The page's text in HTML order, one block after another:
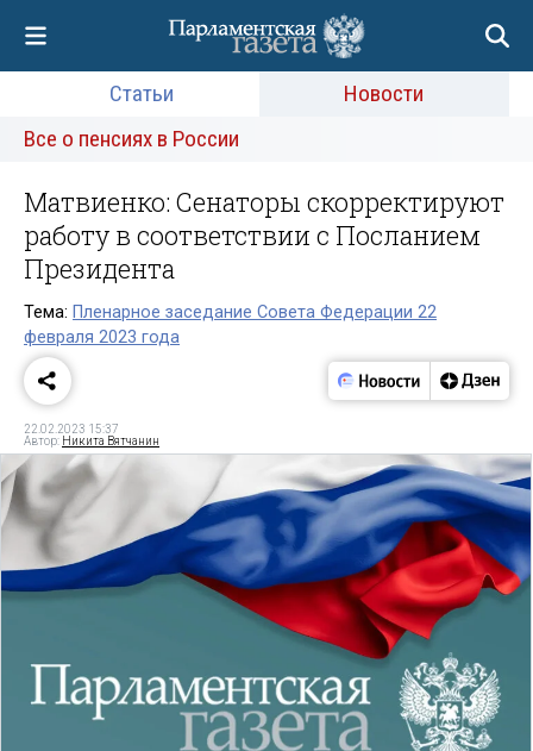
Статьи
Новости
Все о пенсиях в России
Матвиенко: Сенаторы скорректируют
работу в соответствии с Посланием
Президента
Тема: Пленарное заседание Совета Федерации 22
февраля 2023 года
22.02.2023 15:37
Автор: Никита Вятчанин